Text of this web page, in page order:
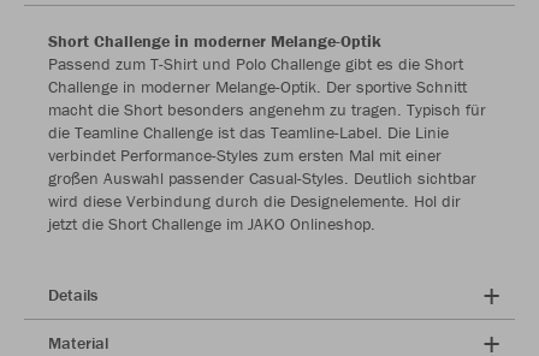
Short Challenge in moderner Melange-Optik
Passend zum T-Shirt und Polo Challenge gibt es die Short
Challenge in moderner Melange-Optik. Der sportive Schnitt
macht die Short besonders angenehm zu tragen. Typisch für
die Teamline Challenge ist das Teamline-Label. Die Linie
verbindet Performance-Styles zum ersten Mal mit einer
großen Auswahl passender Casual-Styles. Deutlich sichtbar
wird diese Verbindung durch die Designelemente. Hol dir
jetzt die Short Challenge im JAKO Onlineshop.
Details
Material